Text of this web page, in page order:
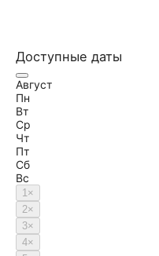
Доступные даты
Август
Пн
Вт
Ср
Чт
Пт
Сб
Вс
1×
2×
3×
4×